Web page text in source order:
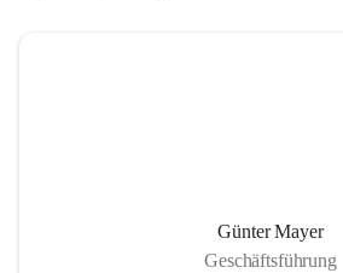
Günter Mayer
Geschäftsführung